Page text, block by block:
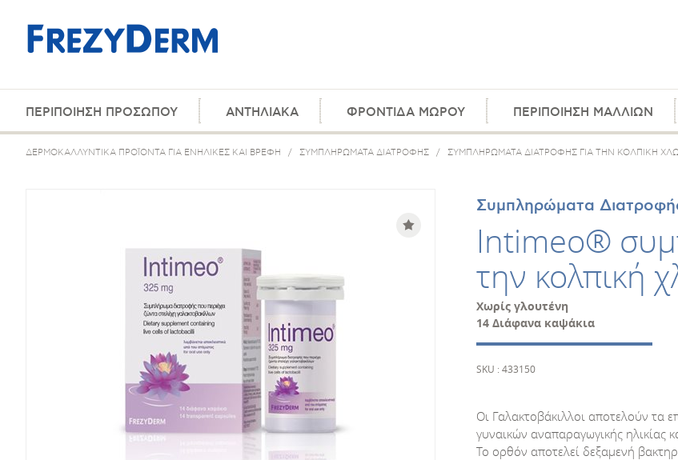
ΠΕΡΙΠΟΙΗΣΗ ΠΡΟΣΩΠΟΥ ΑΝΤΗΛΙΑΚΑ ΦΡΟΝΤΙΔΑ ΜΩΡΟΥ ΠΕΡΙΠΟΙΗΣΗ ΜΑΛΛΙΩΝ
ΔΕΡΜΟΚΑΛΛΥΝΤΙΚΑ ΠΡΟΪΟΝΤΑ ΓΙΑ ΕΝΗΛΙΚΕΣ ΚΑΙ ΒΡΕΦΗ / ΣΥΜΠΛΗΡΩΜΑΤΑ ΔΙΑΤΡΟΦΗΣ / ΣΥΜΠΛΗΡΩΜΑΤΑ ΔΙΑΤΡΟΦΗΣ ΓΙΑ ΤΗΝ ΚΟΛΠΙΚΗ
Συμπληρώματα
Intimeo®
την κολπική
Χωρίς γλουτένη
14 Διάφανα καψάκια
SKU : 433150
Οι Γαλακτοβάκιλλοι αποτελούν τα
γυναικών αναπαραγωγικής ηλικίας
Το ορθόν αποτελεί δεξαμενή